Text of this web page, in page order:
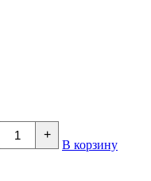
+
В корзину